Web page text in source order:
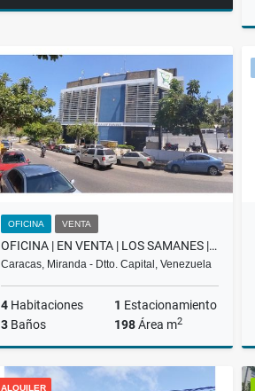
OFICINA VENTA
OFICINA | EN VENTA | LOS SAMANES | | 200.000$ | CC LOS SAMANES BAA
Caracas, Miranda - Dtto. Capital, Venezuela
4 Habitaciones 1 Estacionamiento
3 Baños 198Área m2
Venta
ALQUILER